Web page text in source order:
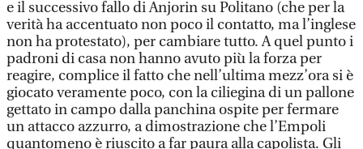
e il successivo fallo di Anjorin su Politano (che per la
verità ha accentuato non poco il contatto, ma l’inglese
non ha protestato), per cambiare tutto. A quel punto i
padroni di casa non hanno avuto più la forza per
reagire, complice il fatto che nell’ultima mezz’ora si è
giocato veramente poco, con la ciliegina di un pallone
gettato in campo dalla panchina ospite per fermare
un attacco azzurro, a dimostrazione che l’Empoli
quantomeno è riuscito a far paura alla capolista. Gli